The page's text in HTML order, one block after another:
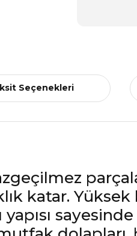
Seçenekleri
katar.